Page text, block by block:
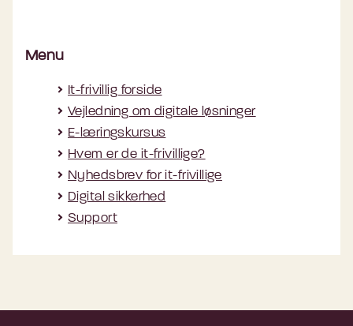
Menu
It-frivillig forside
Vejledning om digitale løsninger
E-læringskursus
Hvem er de it-frivillige?
Nyhedsbrev for it-frivillige
Digital sikkerhed
Support